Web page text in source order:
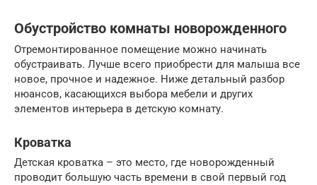
Обустройство комнаты новорожденного
Отремонтированное помещение можно начинать
обустраивать. Лучше всего приобрести для малыша все
новое, прочное и надежное. Ниже детальный разбор
нюансов, касающихся выбора мебели и других
элементов интерьера в детскую комнату.
Кроватка
Детская кроватка – это место, где новорожденный
проводит большую часть времени в свой первый год